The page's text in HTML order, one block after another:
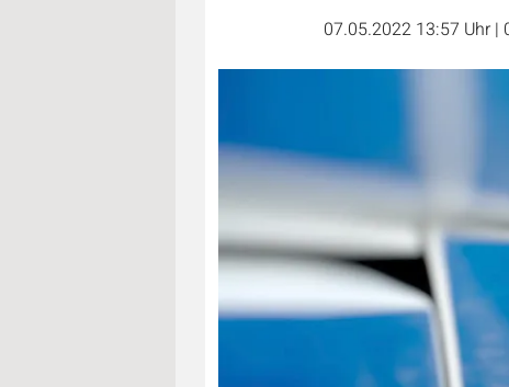
07.05.2022 13:57 Uhr |